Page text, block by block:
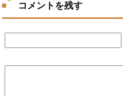
コメントを残す